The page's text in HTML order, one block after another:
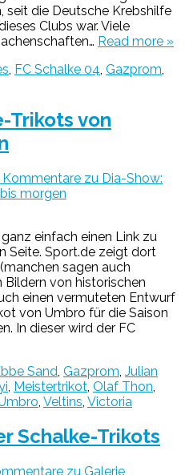
seit die Deutsche Krebshilfe
Clubs war. Viele
Read more »
FC Schalke 04 Gazprom
Trikots von
Kommentare zu Dia-Show:
morgen
einfach einen Link zu
Seite. Sport.de zeigt dort
sagen auch
von historischen
einen vermuteten Entwurf
von Umbro für die Saison
In dieser wird der FC
Sand Gazprom Julian
Meistertrikot Olaf Thon
Veltins Victoria
Schalke-Trikots
zu Galerie